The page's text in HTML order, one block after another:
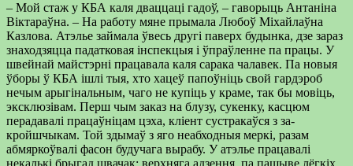
– Мой стаж у КБА каля дваццаці гадоў, – гаворы­ць Антаніна
Віктараўна. – На работу мяне пры­мала Любоў Міхайлаўна
Казлова. Атэлье займала ўвесь другі паверх будын­ка, дзе зараз
знаходзяцца падатковая інспекцыя і ўпраўленне па працы. У
швейнай майстэрні пра­цавала каля сарака ча­лавек. Па новыя
ўборы ў КБА ішлі тыя, хто хацеў папоўніць свой гардэроб
нечым арыгінальным, чаго не купіць у краме, так бы мовіць,
эксклюзівам. Перш чым заказ на блузу, сукенку, касцюм
перада­валі працаўніцам цэха, кліент сустракаўся з за­
кройшчыкам. Той здымаў з яго неабходныя меркі, разам
абмяркоўвалі фасон будучага вырабу. У атэлье працавалі
некалькі бры­гад швачак: верхняга ад­зення, па пашыве лёгкіх